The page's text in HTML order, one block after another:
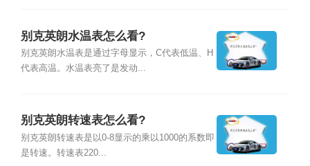
别克英朗水温表怎么看?
别克英朗水温表是通过字母显示，C代表低温、H
代表高温。水温表亮了是发动...
别克英朗转速表怎么看?
别克英朗转速表是以0-8显示的乘以1000的系数即
是转速。转速表220...